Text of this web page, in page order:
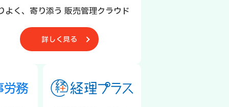
よく、寄り添う 販売管理クラウド
詳しく見る